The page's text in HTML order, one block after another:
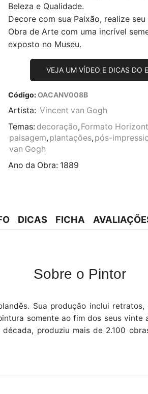
Beleza e Qualidade.
Decore com sua Paixão, realize
Obra de Arte com uma incrível
exposto no Museu.
VEJA UM VÍDEO E DICAS DO
Código:OACANV008B
Artista: Vincent van Gogh
Temas: decoração, Formato
paisagem, plantações, pós-
van Gogh
Ano da Obra: 1889
DICAS FICHA
Sobre o Pintor
Sua produção inclui
somente ao fim dos seus
produziu mais de 2.100